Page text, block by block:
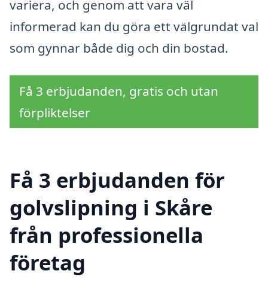
variera, och genom att vara väl
informerad kan du göra ett välgrundat val
som gynnar både dig och din bostad.
Få 3 erbjudanden, gratis och utan
förpliktelser
Få 3 erbjudanden för
golvslipning i Skåre
från professionella
företag